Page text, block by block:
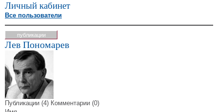
Личный кабинет
Все пользователи
публикации
Лев Пономарев
Публикации (4) Комментарии (0)